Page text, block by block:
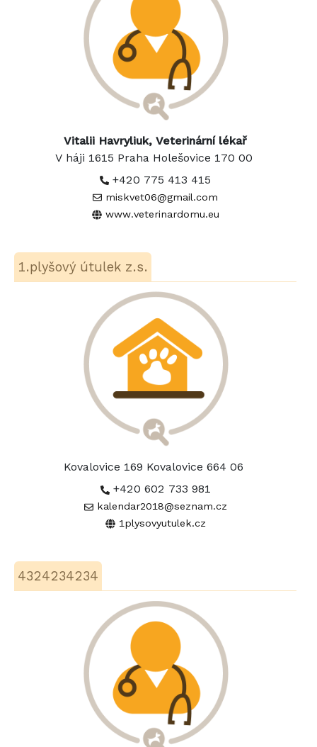
Vitalii Havryliuk, Veterinární lékař
V háji 1615 Praha Holešovice 170 00
+420 775 413 415
miskvet06@gmail.com
www.veterinardomu.eu
1.plyšový útulek z.s.
Kovalovice 169 Kovalovice 664 06
+420 602 733 981
kalendar2018@seznam.cz
1plysovyutulek.cz
4324234234